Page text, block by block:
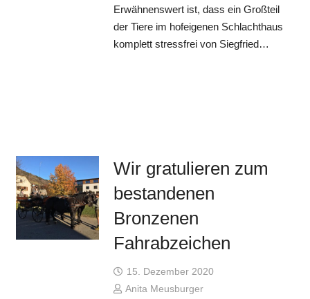
Erwähnenswert ist, dass ein Großteil
der Tiere im hofeigenen Schlachthaus
komplett stressfrei von Siegfried…
Wir gratulieren zum
bestandenen
Bronzenen
Fahrabzeichen
15. Dezember 2020
Anita Meusburger